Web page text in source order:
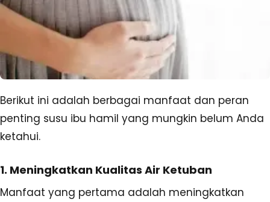
Berikut ini adalah berbagai manfaat dan peran
penting susu ibu hamil yang mungkin belum Anda
ketahui.
1. Meningkatkan Kualitas Air Ketuban
Manfaat yang pertama adalah meningkatkan